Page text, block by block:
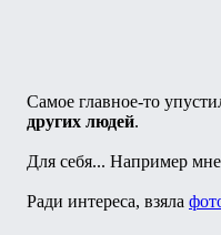
Самое главное-то
других людей.
Для себя... Например мне
Ради интереса, взяла